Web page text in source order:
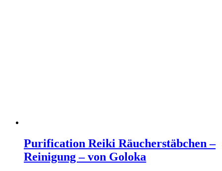
Purification Reiki Räucherstäbchen –
Reinigung – von Goloka